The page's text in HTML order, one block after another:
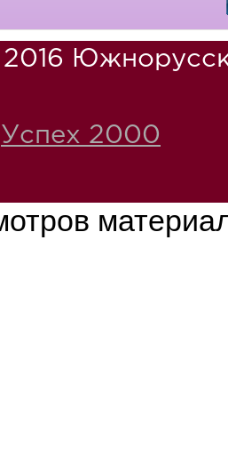
Успех 2000